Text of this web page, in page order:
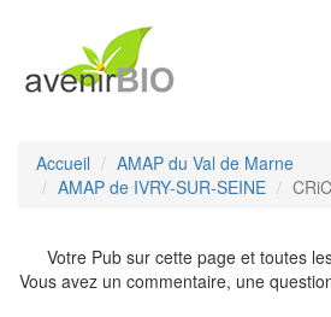
Accueil
AMAP du Val de Marne
AMAP de IVRY-SUR-SEINE
CRiC
Votre Pub sur cette page et toutes
Vous avez un commentaire, une